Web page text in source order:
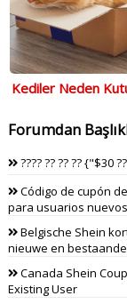
Kediler Neden
Forumdan
???? ?? ?? ?? {"$30
Código de cupón
para usuarios
Belgische Shein
nieuwe en
Canada Shein
Existing User